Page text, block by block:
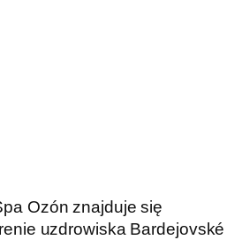
Ozón znajduje się
uzdrowiska Bardejovské